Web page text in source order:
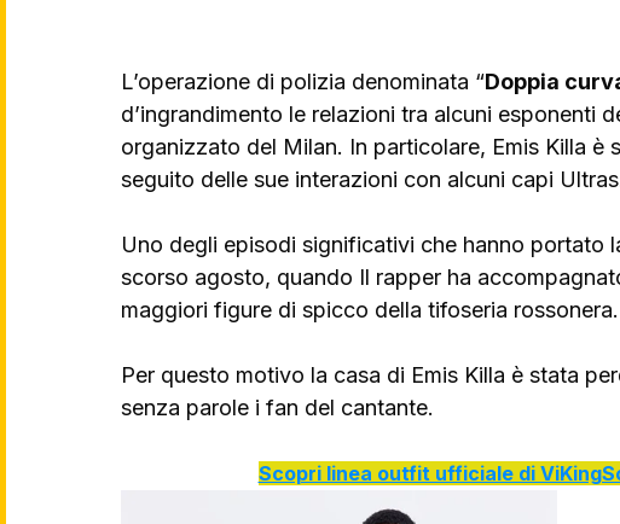
L’operazione di polizia denominata “Doppia
d’ingrandimento le relazioni tra alcuni esponenti
organizzato del Milan. In particolare, Emis Killa
seguito delle sue interazioni con alcuni capi
Uno degli episodi significativi che hanno portato
scorso agosto, quando Il rapper ha
maggiori figure di spicco della tifoseria rossonera.
Per questo motivo la casa di Emis Killa è stata
senza parole i fan del cantante.
Scopri linea outfit ufficiale di